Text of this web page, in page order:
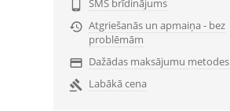

SMS brīdinājums
 Atgriešanās un apmaiņa - bez
problēmām
 Dažādas maksājumu metodes
 Labākā cena